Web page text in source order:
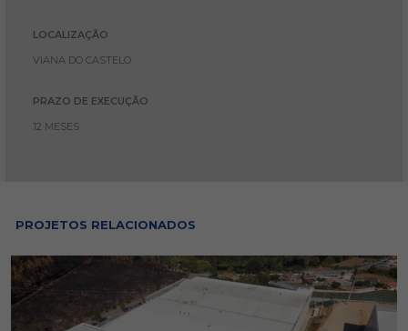
LOCALIZAÇÃO
VIANA DO CASTELO
PRAZO DE EXECUÇÃO
12 MESES
PROJETOS RELACIONADOS